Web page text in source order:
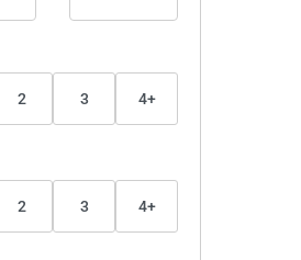
2 3 4+
2 3 4+